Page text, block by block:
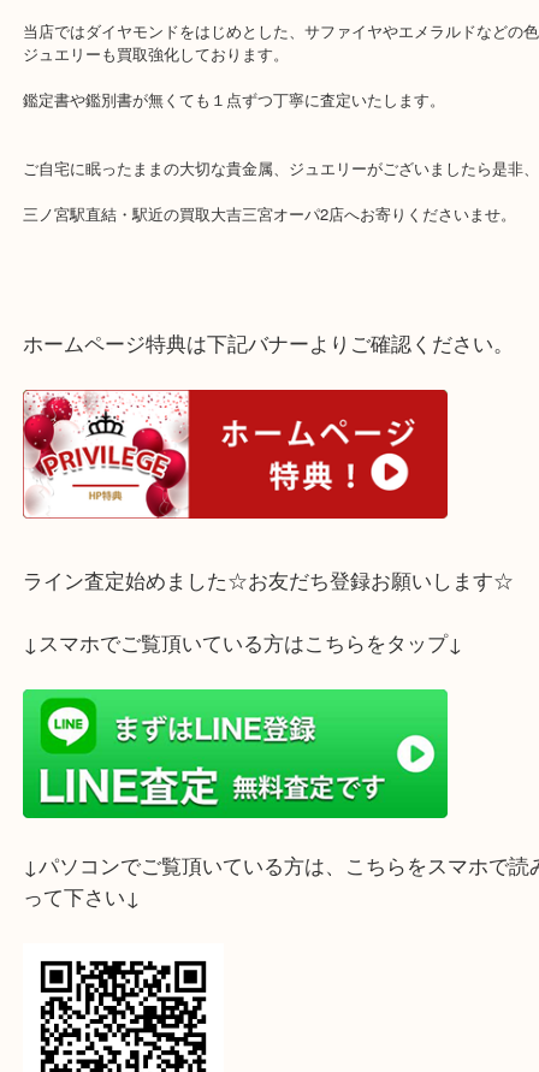
PT850とK18を組み合わせたコンビ仕様のピンクダイヤモンド ペン
プは、プラチナの気品ある輝きとゴールドの華やかさが絶妙にマッ
ジュエリーも買取強化しております。
ご自宅に眠ったままの大切な貴金属、ジュエリーがございましたら
三ノ宮駅直結・駅近の買取大吉三宮オーパ2店へお寄りくださいま
ライン査定始めました☆お友だち登録お願いしま
↓スマホでご覧頂いている方はこちらをタップ↓